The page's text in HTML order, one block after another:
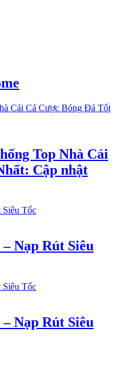
Top Nhà Cái
Cập nhật
Nạp Rút Siêu
Nạp Rút Siêu